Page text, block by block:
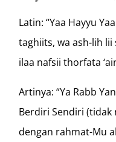
Latin: “Yaa Hayyu
taghiits, wa ash-lih lii
ilaa nafsii thorfata
Artinya: “Ya Rabb
Berdiri Sendiri
dengan rahmat-Mu